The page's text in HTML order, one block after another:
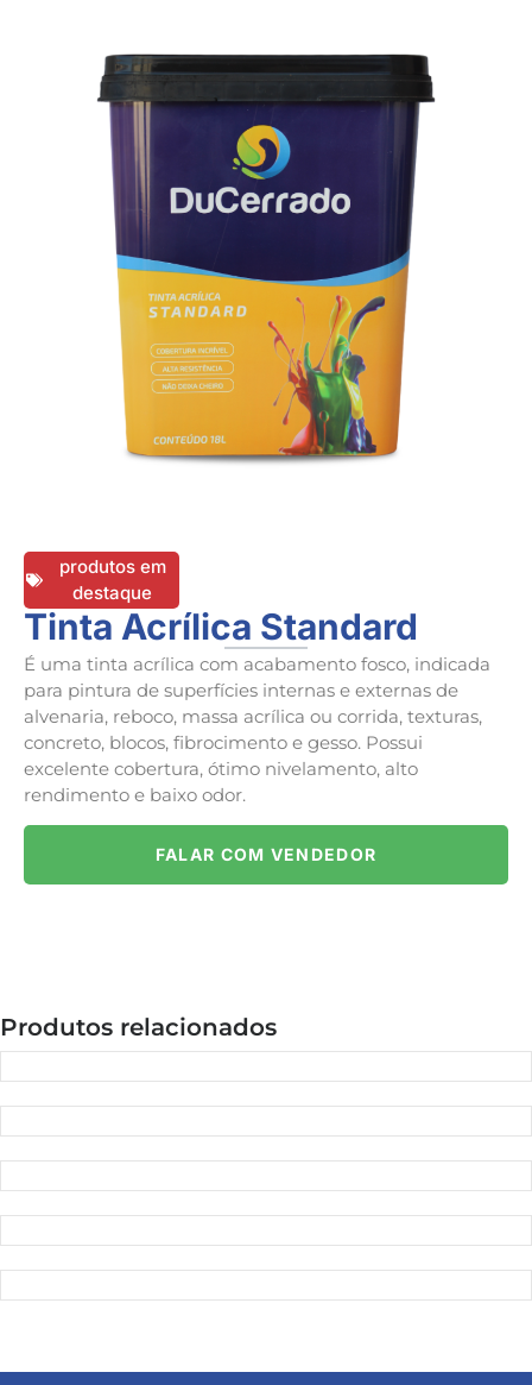
produtos em
destaque
Tinta Acrílica Standard
É uma tinta acrílica com acabamento fosco, indicada
para pintura de superfícies internas e externas de
alvenaria, reboco, massa acrílica ou corrida, texturas,
concreto, blocos, fibrocimento e gesso. Possui
excelente cobertura, ótimo nivelamento, alto
rendimento e baixo odor.
FALAR COM VENDEDOR
Produtos relacionados